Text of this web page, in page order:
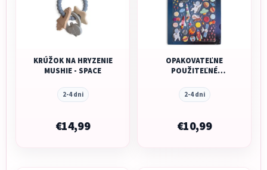
KRÚŽOK NA HRYZENIE
MUSHIE - SPACE
2-4 dni
€14,99
OPAKOVATEĽNE
POUŽITEĽNÉ
SPACE
2-4 dni
€10,99